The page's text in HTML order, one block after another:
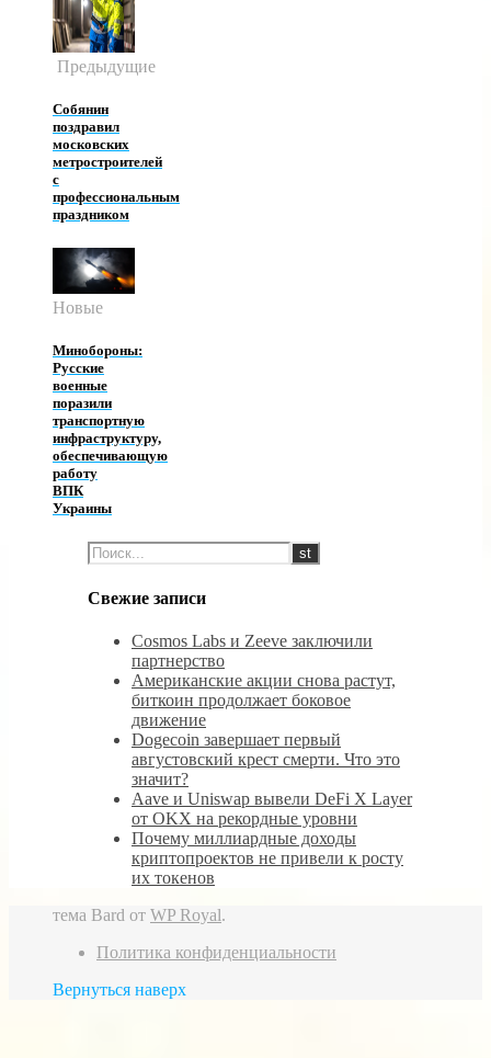
Предыдущие
Собянин
поздравил
московских
метростроителей
с
профессиональным
праздником
Новые
Минобороны:
Русские
военные
поразили
транспортную
инфраструктуру,
обеспечивающую
работу
ВПК
Украины
Свежие записи
Cosmos Labs и Zeeve заключили
партнерство
Американские акции снова растут,
биткоин продолжает боковое
движение
Dogecoin завершает первый
августовский крест смерти. Что это
значит?
Aave и Uniswap вывели DeFi X Layer
от OKX на рекордные уровни
Почему миллиардные доходы
криптопроектов не привели к росту
их токенов
тема Bard от WP Royal.
Политика конфиденциальности
Вернуться наверх